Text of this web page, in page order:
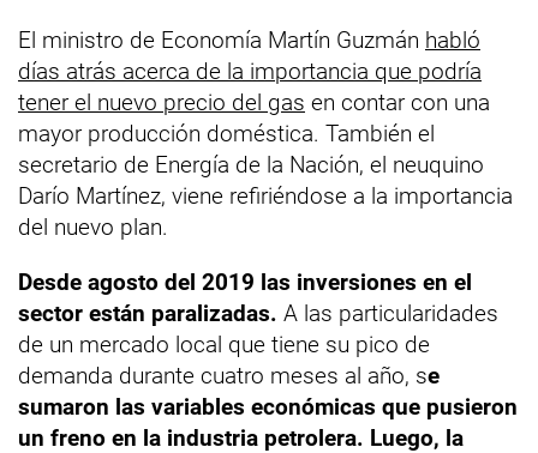
El ministro de Economía Martín Guzmán habló
días atrás acerca de la importancia que podría
tener el nuevo precio del gas en contar con una
mayor producción doméstica. También el
secretario de Energía de la Nación, el neuquino
Darío Martínez, viene refiriéndose a la importancia
del nuevo plan.
Desde agosto del 2019 las inversiones en el
sector están paralizadas. A las particularidades
de un mercado local que tiene su pico de
demanda durante cuatro meses al año, se
sumaron las variables económicas que pusieron
un freno en la industria petrolera. Luego, la